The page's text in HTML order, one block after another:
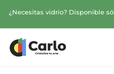
contenido
¿Necesitas vidrio? Disponible